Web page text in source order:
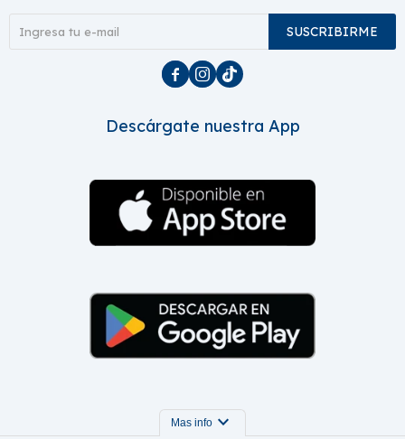
SUSCRIBIRME
  
Descárgate nuestra App
Mas info expand_more